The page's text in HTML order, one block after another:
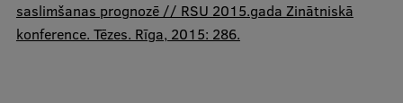
saslimšanas prognozē // RSU 2015.gada Zinātniskā
konference. Tēzes. Rīga, 2015: 286.